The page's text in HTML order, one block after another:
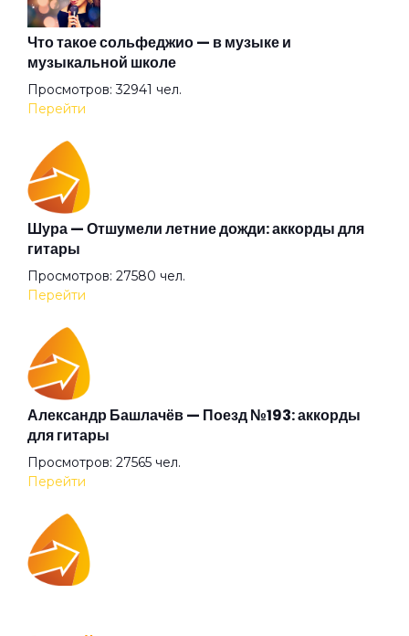
Золотой храм
Иллюзия дней
Империя наносит ответный удар
Кайф
Кайфа больше нет
Как разгоняется мир
Квартиры
Колесо истории
Кончилось время стихов
Что такое сольфеджио — в музыке и
музыкальной школе
Просмотров: 32941 чел.
Перейти
Шура — Отшумели летние дожди: аккорды для
гитары
Просмотров: 27580 чел.
Перейти
Александр Башлачёв — Поезд №193: аккорды
для гитары
Просмотров: 27565 чел.
Перейти